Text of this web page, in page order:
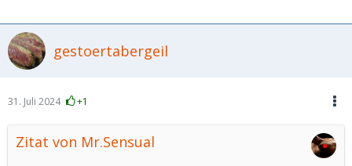
gestoertabergeil
31. Juli 2024 +1
Zitat von Mr.Sensual